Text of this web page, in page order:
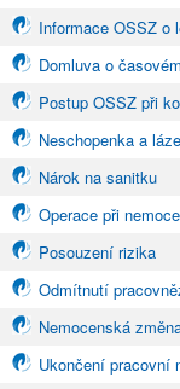
Informace OSSZ o
Domluva o
Postup OSSZ při
Neschopenka a
Nárok na sanitku
Operace při
Posouzení rizika
Odmítnutí
Nemocenská
Ukončení pracovní